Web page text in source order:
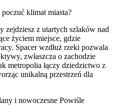
klimat miasta?
zejdziesz z utartych szlaków nad
życiem miejsce, gdzie
Spacer wzdłuż rzeki pozwala
zwłaszcza o zachodzie
metropolia łączy dziedzictwo z
unikalną przestrzeń dla
i nowoczesne Powiśle